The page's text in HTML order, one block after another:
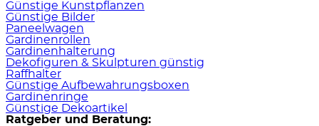
Günstige Kunstpflanzen
Günstige Bilder
Paneelwagen
Gardinenrollen
Gardinenhalterung
Dekofiguren & Skulpturen günstig
Raffhalter
Günstige Aufbewahrungsboxen
Gardinenringe
Günstige Dekoartikel
Ratgeber und Beratung: